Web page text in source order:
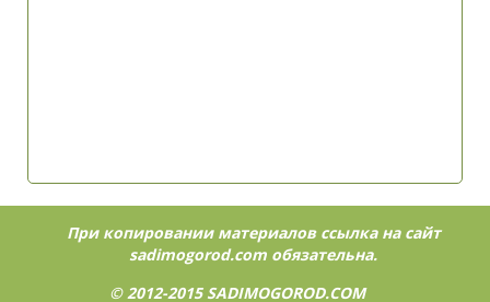
При копировании материалов ссылка на сайт
sadimogorod.com обязательна.
© 2012-2015 SADIMOGOROD.COM